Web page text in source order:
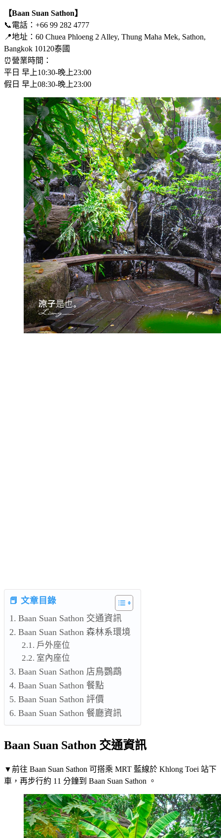
【Baan Suan Sathon】
📞電話：+66 99 282 4777
📍地址：60 Chuea Phloeng 2 Alley, Thung Maha Mek, Sathon,
Bangkok 10120泰國
⏰營業時間：
平日 早上10:30-晚上23:00
假日 早上08:30-晚上23:00
📕 文章目錄
Baan Suan Sathon 交通資訊
Baan Suan Sathon 森林系環境
戶外座位
室內座位
Baan Suan Sathon 店鳥鸚鵡
Baan Suan Sathon 餐點
Baan Suan Sathon 評價
Baan Suan Sathon 餐廳資訊
Baan Suan Sathon 交通資訊
▼前往 Baan Suan Sathon 可搭乘 MRT 藍線於 Khlong Toei 站下
車，再步行約 11 分鐘到 Baan Suan Sathon 。